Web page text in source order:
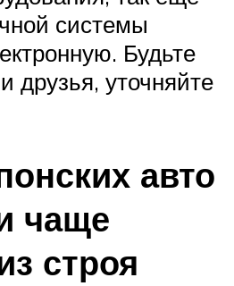
системы
Будьте
друзья, уточняйте
авто
чаще
строя